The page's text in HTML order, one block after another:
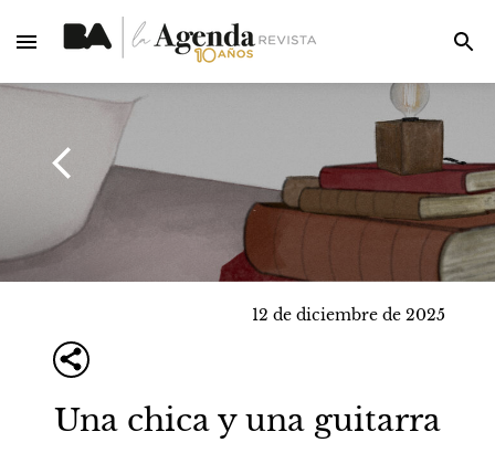
12 de diciembre de 2025
Una chica y una guitarra